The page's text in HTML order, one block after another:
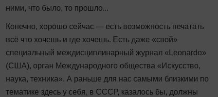
ними, что было, то прошло...
Конечно, хорошо сейчас — есть возможность печатать
всё что хочешь и где хочешь. Есть даже «свой»
специальный междисциплинарный журнал «Leonardo»
(США), орган Международного общества «Искусство,
наука, техника». А раньше для нас самыми близкими по
тематике здесь у себя, в СССР, казалось бы, должны